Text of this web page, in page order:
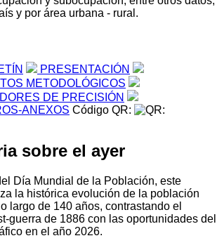
y por área urbana - rural.
PRESENTACIÓN
METODOLÓGICOS
DE PRECISIÓN
ANEXOS Código QR:
sobre el ayer
Día Mundial de la Población, este
la histórica evolución de la población
largo de 140 años, contrastando el
guerra de 1886 con las oportunidades del
en el año 2026.